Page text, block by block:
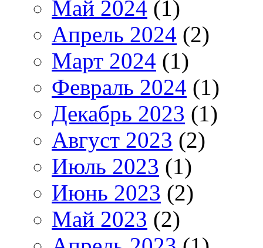
Май 2024 (1)
Апрель 2024 (2)
Март 2024 (1)
Февраль 2024 (1)
Декабрь 2023 (1)
Август 2023 (2)
Июль 2023 (1)
Июнь 2023 (2)
Май 2023 (2)